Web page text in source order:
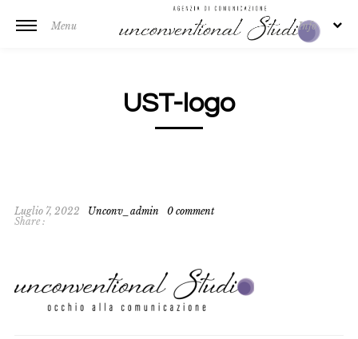
Menu Info
UST-logo
Luglio 7, 2022 Unconv_admin
0 comment
Share :